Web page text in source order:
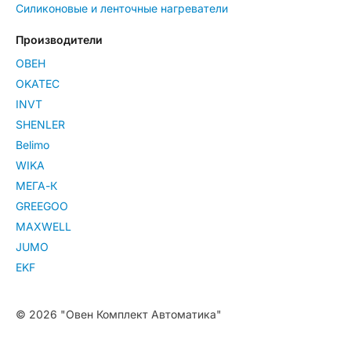
Силиконовые и ленточные нагреватели
Производители
ОВЕН
OKATEC
INVT
SHENLER
Belimo
WIKA
МЕГА-К
GREEGOO
MAXWELL
JUMO
EKF
© 2026 "Овен Комплект Автоматика"